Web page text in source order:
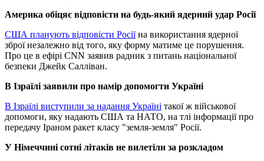
Америка обіцяє відповісти на будь-який ядерний удар Росії
США планують відповісти Росіїна використання ядерної
зброї незалежно від того, яку форму матиме це порушення.
Про це в ефірі СNN заявив радник з питань національної
безпеки Джейк Салліван.
В Ізраїлі заявили про намір допомогти Україні
В Ізраїлі виступили за надання Україні такої ж військової
допомоги, яку надають США та НАТО, на тлі інформації про
передачу Іраном ракет класу "земля-земля" Росії.
У Німеччині сотні літаків не вилетіли за розкладом